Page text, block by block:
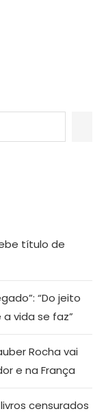
título de
“Do jeito
vida se faz”
Rocha vai
e na França
censurados